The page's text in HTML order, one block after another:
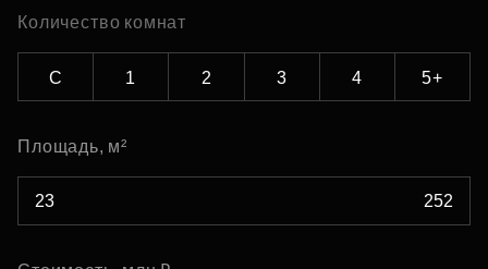
Количество комнат
С 1 2 3 4 5+
Площадь, м²